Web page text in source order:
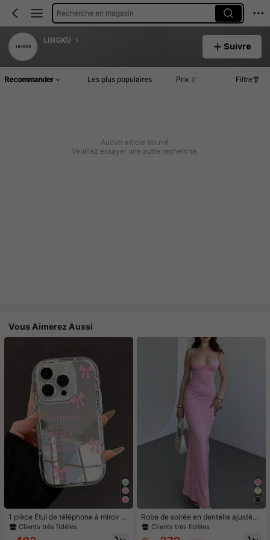
Recherche en magasin
LINGKU
Suivre
Recommander Les plus populaires Prix Filtre
Aucun article trouvé
Veuillez essayer une autre recherche.
Vous Aimerez Aussi
1 pièce Étui de téléphone à miroir ro
se minimaliste, style fille avec motif
Clients très fidèles
Robe de soirée en dentelle ajustée,
élégante et romantique pour femme
Clients très fidèles